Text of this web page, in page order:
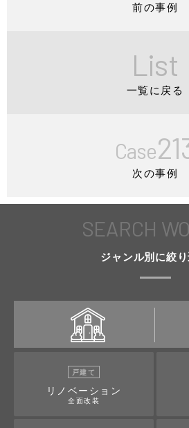
前の事例
List
一覧に戻る
Case
次の事例
SEARCH
ジャンル別に絞
戸建て
リノベーション
全面改装